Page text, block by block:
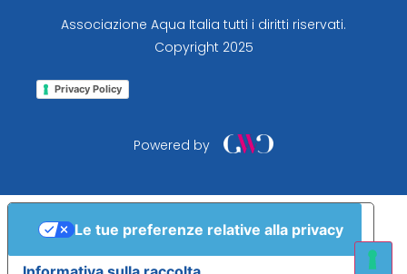
Associazione Aqua Italia tutti i diritti riservati.
Copyright 2025
Privacy Policy
Powered by
Le tue preferenze relative alla privacy